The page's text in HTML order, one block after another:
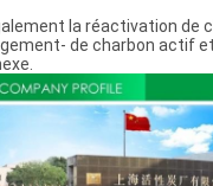
la réactivation de
de charbon actif